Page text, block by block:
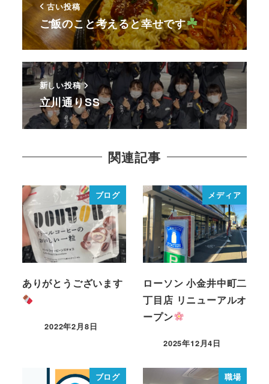
古い投稿
ご飯のこと考えると幸せです
新しい投稿
立川通りSS
関連記事
ブログ
ありがとうございます
2022年2月8日
メディア
ローソン 小金井中町二
丁目店 リニューアルオ
ープン
2025年12月4日
ブログ 職場